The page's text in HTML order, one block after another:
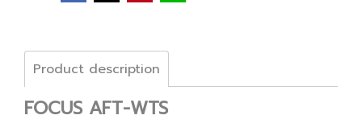
Product description
FOCUS AFT-WTS